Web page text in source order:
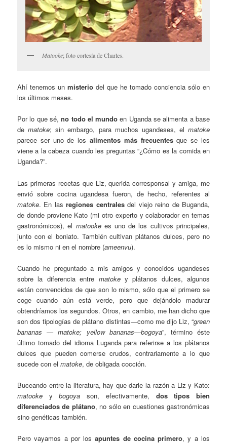
Matooke; foto cortesía de Charles.
Ahí tenemos unmisterio del que he tomado conciencia sólo en
los últimos meses.
Por lo que sé,no todo el mundo en Uganda se alimenta a base
dematoke; sin embargo, para muchos ugandeses, el matoke
parece ser uno de los alimentos más frecuentesque se les
viene a la cabeza cuando les preguntas “¿Cómo es la comida en
Uganda?”.
Las primeras recetas que Liz, querida corresponsal y amiga, me
envió sobre cocina ugandesa fueron, de hecho, referentes al
matoke. En lasregiones centralesdel viejo reino de Buganda,
de donde proviene Kato (mi otro experto y colaborador en temas
gastronómicos), el matookees uno de los cultivos principales,
junto con el boniato. También cultivan plátanos dulces, pero no
es lo mismo ni en el nombre (ameenvu).
Cuando he preguntado a mis amigos y conocidos ugandeses
sobre la diferencia entre matokey plátanos dulces, algunos
están convencidos de que son lo mismo, sólo que el primero se
coge cuando aún está verde, pero que dejándolo madurar
obtendríamos los segundos. Otros, en cambio, me han dicho que
son dos tipologías de plátano distintas—como me dijo Liz, “green
bananas — matoke; yellow bananas—bogoya”, término éste
último tomado del idioma Luganda para referirse a los plátanos
dulces que pueden comerse crudos, contrariamente a lo que
sucede con elmatoke, de obligada cocción.
Buceando entre la literatura, hay que darle la razón a Liz y Kato:
matooke ybogoya son, efectivamente, dos tipos bien
diferenciados de plátano, no sólo en cuestiones gastronómicas
sino genéticas también.
Pero vayamos a por losapuntes de cocina primero, y a los